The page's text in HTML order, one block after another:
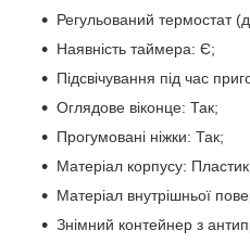
Регульований термостат
Наявність таймера: Є;
Підсвічування під час
Оглядове віконце: Так;
Прогумовані ніжки: Так;
Матеріал корпусу:
Матеріал внутрішньої
Знімний контейнер з